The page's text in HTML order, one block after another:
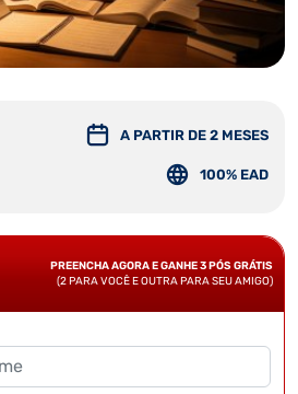
A PARTIR DE 2 MESES
100% EAD
PREENCHA AGORA E GANHE 3 PÓS GRÁTIS
(2 PARA VOCÊ E OUTRA PARA SEU AMIGO)